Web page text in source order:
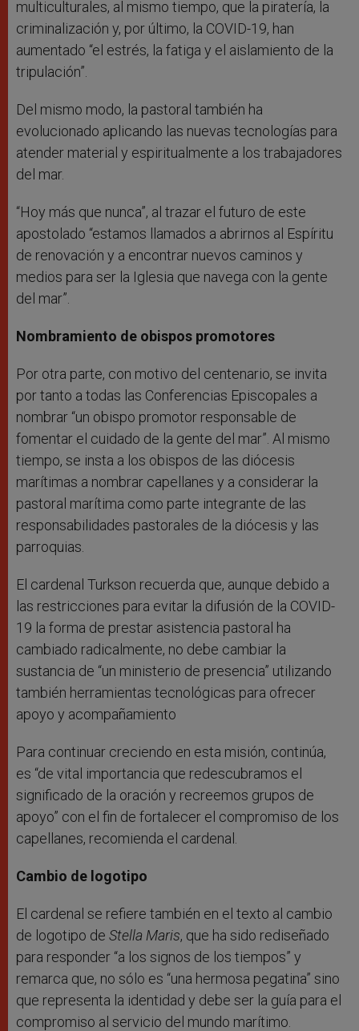
multiculturales, al mismo tiempo, que la piratería, la
criminalización y, por último, la COVID-19, han
aumentado “el estrés, la fatiga y el aislamiento de la
tripulación”.
Del mismo modo, la pastoral también ha
evolucionado aplicando las nuevas tecnologías para
atender material y espiritualmente a los trabajadores
del mar.
“Hoy más que nunca”, al trazar el futuro de este
apostolado “estamos llamados a abrirnos al Espíritu
de renovación y a encontrar nuevos caminos y
medios para ser la Iglesia que navega con la gente
del mar”.
Nombramiento de obispos promotores
Por otra parte, con motivo del centenario, se invita
por tanto a todas las Conferencias Episcopales a
nombrar “un obispo promotor responsable de
fomentar el cuidado de la gente del mar”. Al mismo
tiempo, se insta a los obispos de las diócesis
marítimas a nombrar capellanes y a considerar la
pastoral marítima como parte integrante de las
responsabilidades pastorales de la diócesis y las
parroquias.
El cardenal Turkson recuerda que, aunque debido a
las restricciones para evitar la difusión de la COVID-
19 la forma de prestar asistencia pastoral ha
cambiado radicalmente, no debe cambiar la
sustancia de “un ministerio de presencia” utilizando
también herramientas tecnológicas para ofrecer
apoyo y acompañamiento
Para continuar creciendo en esta misión, continúa,
es “de vital importancia que redescubramos el
significado de la oración y recreemos grupos de
apoyo” con el fin de fortalecer el compromiso de los
capellanes, recomienda el cardenal.
Cambio de logotipo
El cardenal se refiere también en el texto al cambio
de logotipo de Stella Maris, que ha sido rediseñado
para responder “a los signos de los tiempos” y
remarca que, no sólo es “una hermosa pegatina” sino
que representa la identidad y debe ser la guía para el
compromiso al servicio del mundo marítimo.